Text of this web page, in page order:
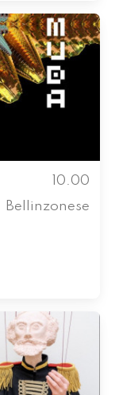
10.00
Bellinzonese